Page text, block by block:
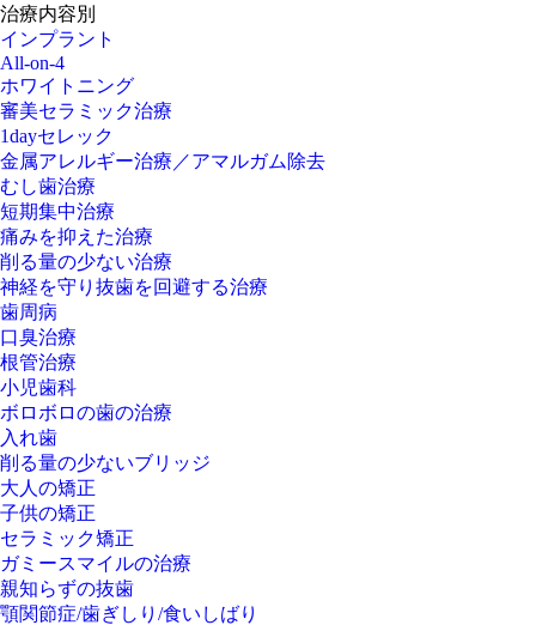
治療内容別
インプラント
All-on-4
ホワイトニング
審美セラミック治療
1dayセレック
金属アレルギー治療／アマルガム除去
むし歯治療
短期集中治療
痛みを抑えた治療
削る量の少ない治療
神経を守り抜歯を回避する治療
歯周病
口臭治療
根管治療
小児歯科
ボロボロの歯の治療
入れ歯
削る量の少ないブリッジ
大人の矯正
子供の矯正
セラミック矯正
ガミースマイルの治療
親知らずの抜歯
顎関節症/歯ぎしり/食いしばり